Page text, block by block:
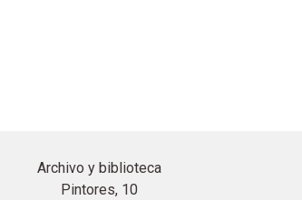
Archivo y biblioteca
Pintores, 10